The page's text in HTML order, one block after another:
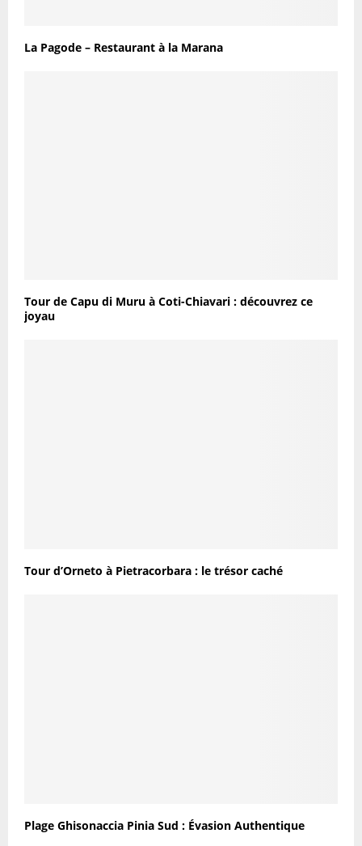
La Pagode – Restaurant à la Marana
Tour de Capu di Muru à Coti-Chiavari : découvrez ce
joyau
Tour d’Orneto à Pietracorbara : le trésor caché
Plage Ghisonaccia Pinia Sud : Évasion Authentique